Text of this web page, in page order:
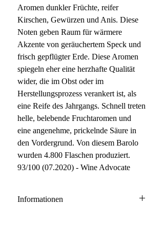
Aromen dunkler Früchte, reifer
Kirschen, Gewürzen und Anis. Diese
Noten geben Raum für wärmere
Akzente von geräuchertem Speck und
frisch gepflügter Erde. Diese Aromen
spiegeln eher eine herzhafte Qualität
wider, die im Obst oder im
Herstellungsprozess verankert ist, als
eine Reife des Jahrgangs. Schnell treten
helle, belebende Fruchtaromen und
eine angenehme, prickelnde Säure in
den Vordergrund. Von diesem Barolo
wurden 4.800 Flaschen produziert.
93/100 (07.2020) - Wine Advocate
Informationen